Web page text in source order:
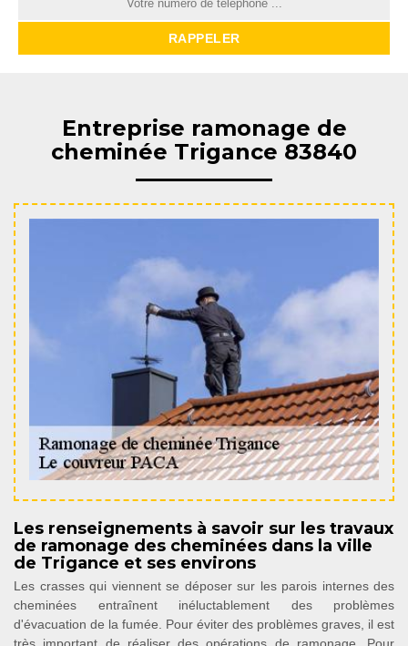
Entreprise ramonage de
cheminée Trigance 83840
Les renseignements à savoir sur les travaux
de ramonage des cheminées dans la ville
de Trigance et ses environs
Les crasses qui viennent se déposer sur les parois internes des
cheminées entraînent inéluctablement des problèmes
d'évacuation de la fumée. Pour éviter des problèmes graves, il est